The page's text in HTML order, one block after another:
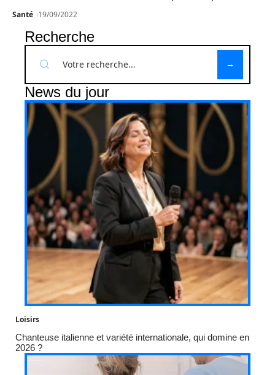
Santé 19/09/2022
Recherche
News du jour
Loisirs
Chanteuse italienne et variété internationale, qui domine en
2026 ?